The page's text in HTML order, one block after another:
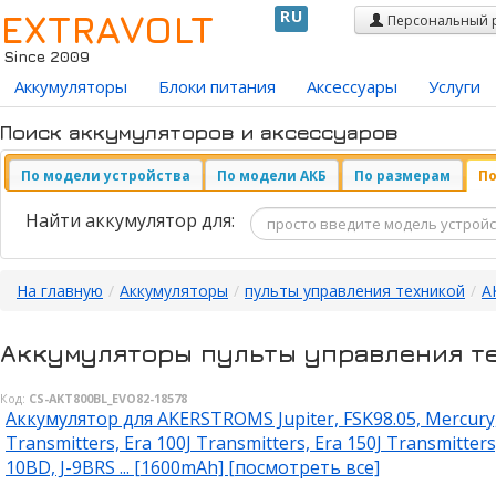
EXTRAVOLT
Since 2009
RU Персональный
Аккумуляторы Блоки питания Аксессуары Услуги
Поиск аккумуляторов и аксессуаров
По модели устройства По модели АКБ По размерам
Найти аккумулятор для:
На главную / Аккумуляторы / пульты управления техникой /
Аккумуляторы пульты управления
Код: CS-AKT800BL_EVO82-18578
Аккумулятор для AKERSTROMS Jupiter, FSK98.05,
Transmitters, Era 100J Transmitters, Era 150J
10BD, J-9BRS ... [1600mAh] [посмотреть все]